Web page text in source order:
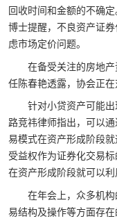
回收时间和金额的不确
博士提醒，不良资产证
虑市场定价问题。
在备受关注的房地
任陈春艳透露，协会正在
针对小贷资产可能
路竞祎律师指出，可以通
易模式在资产形成阶段
受益权作为证券化交易
在资产形成阶段就可以利
在年会上，众多机
易结构及操作等方面存在